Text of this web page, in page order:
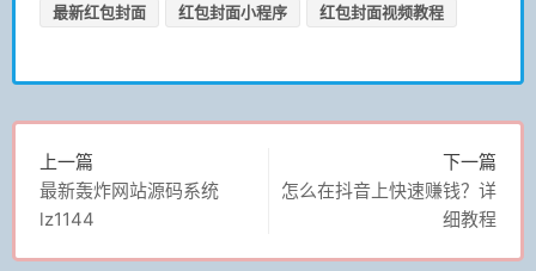
最新红包封面 红包封面小程序 红包封面视频教程
上一篇
最新轰炸网站源码系统
lz1144
下一篇
怎么在抖音上快速赚钱？详
细教程